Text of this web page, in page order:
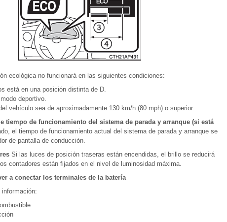
ecológica no funcionará en las siguientes condiciones:
está en una posición distinta de D.
deportivo.
vehículo sea de aproximadamente 130 km/h (80 mph) o superior.
tiempo de funcionamiento del sistema de parada y arranque (si está
el tiempo de funcionamiento actual del sistema de parada y arranque se
de pantalla de conducción.
Si las luces de posición traseras están encendidas, el brillo se reducirá
contadores están fijados en el nivel de luminosidad máxima.
a conectar los terminales de la batería